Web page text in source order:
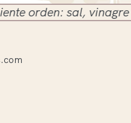
orden: sal, vinagre y